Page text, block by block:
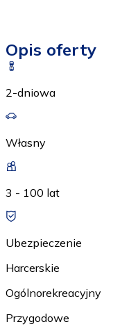
Opis oferty
2-dniowa
Własny
3 - 100 lat
Ubezpieczenie
Harcerskie
Ogólnorekreacyjny
Przygodowe